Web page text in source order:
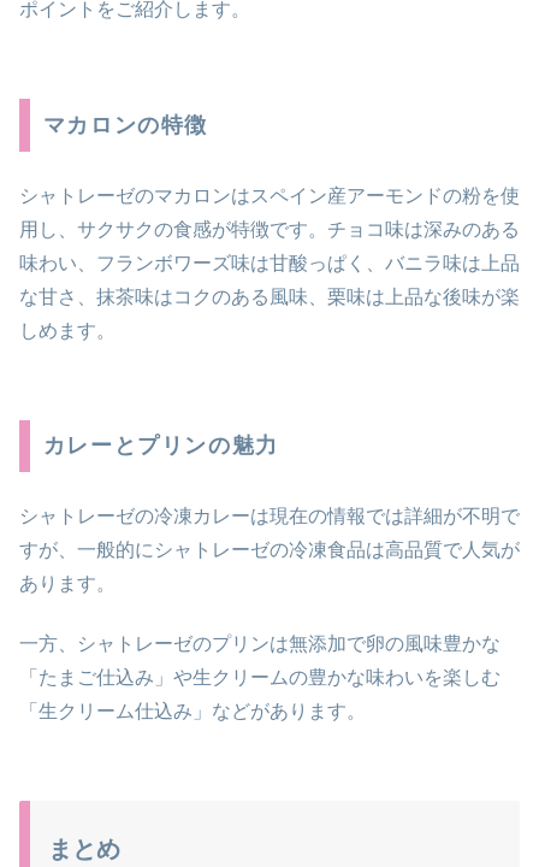
ポイントをご紹介します。
マカロンの特徴
シャトレーゼのマカロンはスペイン産アーモンドの粉を使
用し、サクサクの食感が特徴です。チョコ味は深みのある
味わい、フランボワーズ味は甘酸っぱく、バニラ味は上品
な甘さ、抹茶味はコクのある風味、栗味は上品な後味が楽
しめます。
カレーとプリンの魅力
シャトレーゼの冷凍カレーは現在の情報では詳細が不明で
すが、一般的にシャトレーゼの冷凍食品は高品質で人気が
あります。
一方、シャトレーゼのプリンは無添加で卵の風味豊かな
「たまご仕込み」や生クリームの豊かな味わいを楽しむ
「生クリーム仕込み」などがあります。
まとめ